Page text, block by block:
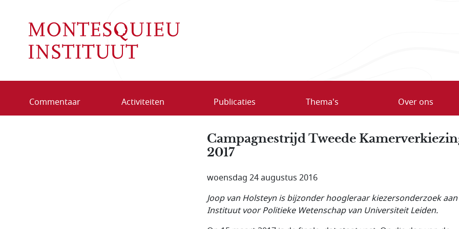
Commentaar Activiteiten Publicaties Thema's Over ons
Campagnestrijd Tweede
2017
woensdag 24 augustus 2016
Joop van Holsteyn is bijzonder hoogleraar kiezersonderzoek
Instituut voor Politieke Wetenschap van Universiteit Leiden.